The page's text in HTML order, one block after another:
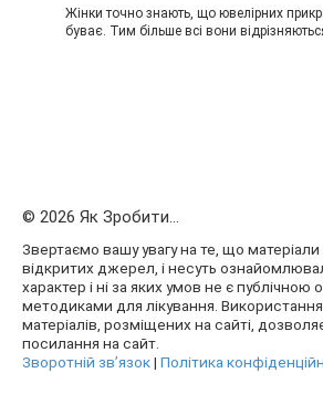
Жінки точно знають, що ювелірних
буває. Тим більше всі вони
© 2026 Як Зробити...
Звертаємо вашу увагу на те, що матеріали
відкритих джерел, і несуть
характер і ні за яких умов не є
методиками для лікування.
матеріалів, розміщених на сайті,
посилання на сайт.
Зворотній зв’язок| Політика